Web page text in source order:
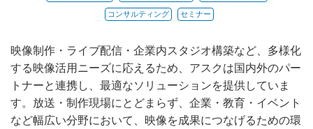
コンサルティング セミナー
映像制作・ライブ配信・企業内スタジオ構築など、多様化
する映像活用ニーズに応えるため、アスクは国内外のパー
トナーと連携し、最適なソリューションを提供していま
す。放送・制作現場にとどまらず、企業・教育・イベント
など幅広い分野において、映像を成果につなげるための環